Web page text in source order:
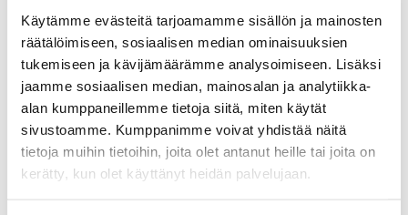
Käytämme evästeitä tarjoamamme sisällön ja mainosten
räätälöimiseen, sosiaalisen median ominaisuuksien
tukemiseen ja kävijämäärämme analysoimiseen. Lisäksi
jaamme sosiaalisen median, mainosalan ja analytiikka-
alan kumppaneillemme tietoja siitä, miten käytät
sivustoamme. Kumppanimme voivat yhdistää näitä
tietoja muihin tietoihin, joita olet antanut heille tai joita on
kerätty, kun olet käyttänyt heidän palvelujaan.
Kierrokselle lähdettäessä
Jokainen lähtö on vahvistettava, myös
pelioikeuspelaajien.
Varaamasi ajat näkyvät pelaajatietojesi alla
sovelluksen etusivulla.
Voit vahvistaa lähtösi klikkaamalla
omaa varaustasi.
Lähdön voi vahvistaa aikaisintaan 2